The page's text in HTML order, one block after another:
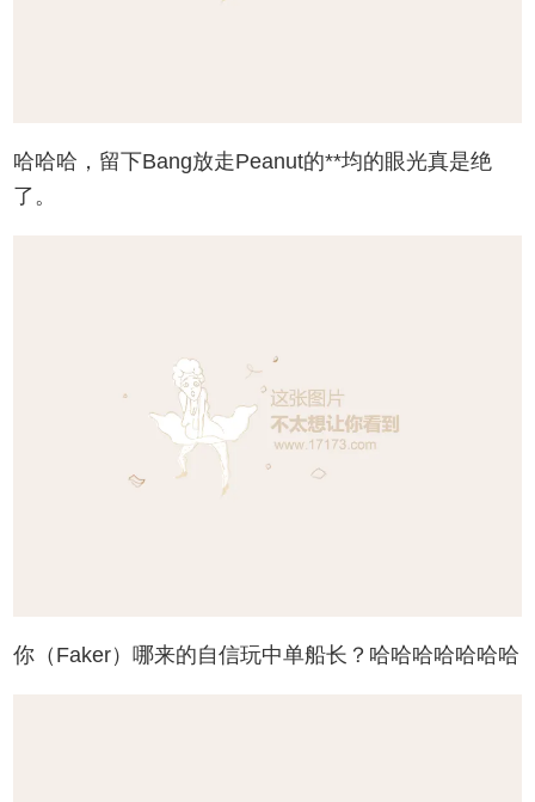
哈哈哈，留下Bang放走Peanut的**均的眼光真是绝
了。
你（Faker）哪来的自信玩中单船长？哈哈哈哈哈哈哈